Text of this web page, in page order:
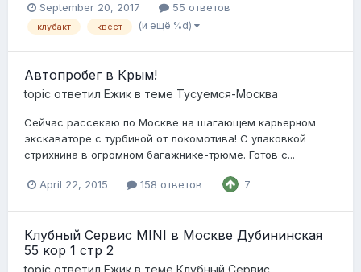
September 20, 2017 55 ответов
клубакт квест (и ещё %d)
Автопробег в Крым!
topic ответил Ежик в теме Тусуемся-Москва
Сейчас рассекаю по Москве на шагающем карьерном
экскаваторе с турбиной от локомотива! С упаковкой
стрихнина в огромном багажнике-трюме. Готов с...
April 22, 2015 158 ответов 7
Клубный Сервис MINI в Москве Дубининская
55 кор 1 стр 2
topic ответил Ежик в теме Клубный Сервис